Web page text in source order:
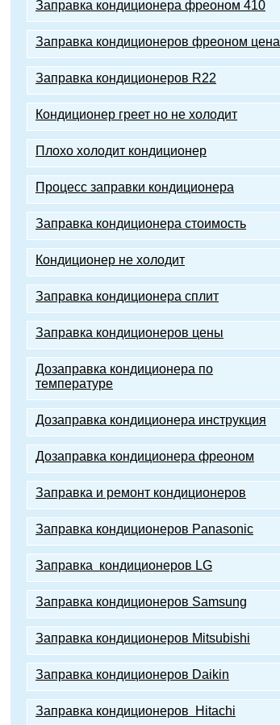
Заправка кондиционера фреоном 410
Заправка кондиционеров фреоном цена
Заправка кондиционеров R22
Кондиционер греет но не холодит
Плохо холодит кондиционер
Процесс заправки кондиционера
Заправка кондиционера стоимость
Кондиционер не холодит
Заправка кондиционера сплит
Заправка кондиционеров цены
Дозаправка кондиционера по
температуре
Дозаправка кондиционера инструкция
Дозаправка кондиционера фреоном
Заправка и ремонт кондиционеров
Заправка кондиционеров Panasonic
Заправка кондиционеров LG
Заправка кондиционеров Samsung
Заправка кондиционеров Mitsubishi
Заправка кондиционеров Daikin
Заправка кондиционеров Hitachi